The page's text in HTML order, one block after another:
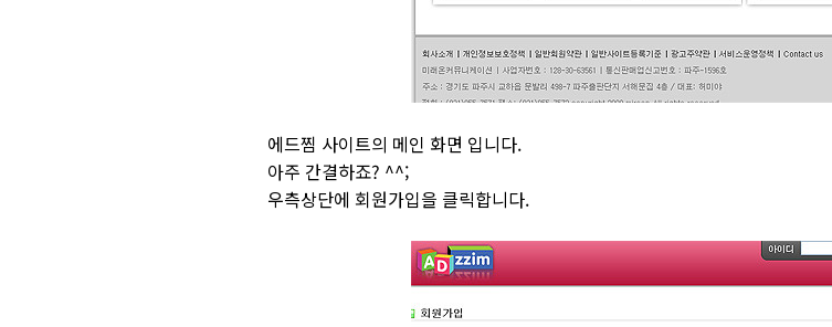
에드찜 사이트의 메인 화면 입니다.
아주 간결하죠? ^^;
우측상단에 회원가입을 클릭합니다.